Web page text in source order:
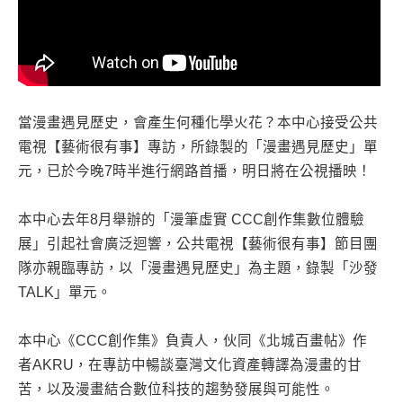
當漫畫遇見歷史，會產生何種化學火花？本中心接受公共
電視【藝術很有事】專訪，所錄製的「漫畫遇見歷史」單
元，已於今晚7時半進行網路首播，明日將在公視播映！
本中心去年8月舉辦的「漫筆虛實 CCC創作集數位體驗
展」引起社會廣泛迴響，公共電視【藝術很有事】節目團
隊亦親臨專訪，以「漫畫遇見歷史」為主題，錄製「沙發
TALK」單元。
本中心《CCC創作集》負責人，伙同《北城百畫帖》作
者AKRU，在專訪中暢談臺灣文化資產轉譯為漫畫的甘
苦，以及漫畫結合數位科技的趨勢發展與可能性。